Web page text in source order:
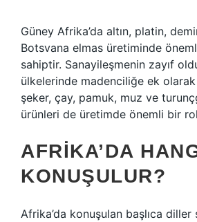
Güney Afrika’da altın, platin,
Botsvana elmas üretiminde
sahiptir. Sanayileşmenin zayıf
ülkelerinde madenciliğe ek
şeker, çay, pamuk, muz ve
ürünleri de üretimde önemli bir
AFRIKA’DA
KONUŞULUR?
Afrika’da konuşulan başlıca diller